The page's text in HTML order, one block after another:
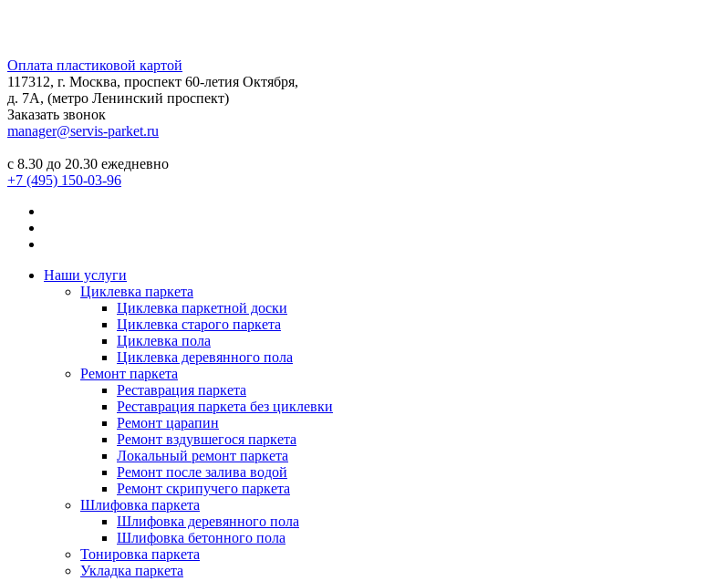
Оплата пластиковой картой
117312, г. Москва, проспект 60-летия Октября,
д. 7А, (метро Ленинский проспект)
Заказать звонок
manager@servis-parket.ru
с 8.30 до 20.30 ежедневно
+7 (495) 150-03-96
Наши услуги
Циклевка паркета
Циклевка паркетной доски
Циклевка старого паркета
Циклевка пола
Циклевка деревянного пола
Ремонт паркета
Реставрация паркета
Реставрация паркета без циклевки
Ремонт царапин
Ремонт вздувшегося паркета
Локальный ремонт паркета
Ремонт после залива водой
Ремонт скрипучего паркета
Шлифовка паркета
Шлифовка деревянного пола
Шлифовка бетонного пола
Тонировка паркета
Укладка паркета